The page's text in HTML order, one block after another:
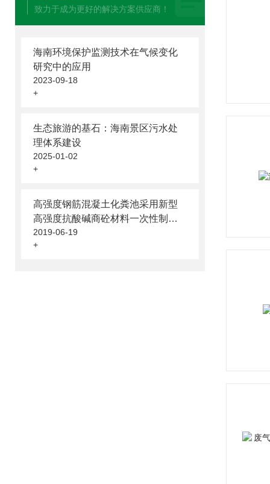
致力于成为更好的解决方案供应商！
海南环境保护监测技术在气候变化
研究中的应用
2023-09-18
+
生态旅游的基石：海南景区污水处
理体系建设
2025-01-02
+
高强度钢筋混凝土化粪池采用新型
高强度抗酸碱商砼材料一次性制作
而成
2019-06-19
+